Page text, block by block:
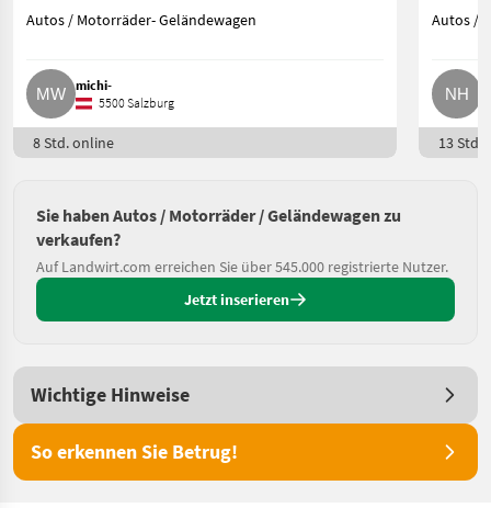
Autos / Motorräder- Geländewagen
michi-
5500 Salzburg
8 Std. online
Autos /
13 Std.
Sie haben Autos / Motorräder / Geländewagen zu
verkaufen?
Auf Landwirt.com erreichen Sie über 545.000 registrierte Nutzer.
Jetzt inserieren
Wichtige Hinweise
So erkennen Sie Betrug!